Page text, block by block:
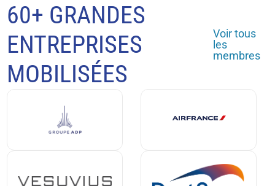
60+ GRANDES
ENTREPRISES
MOBILISÉES
Voir tous
les
membres